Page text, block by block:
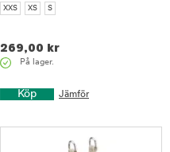
XXS XS S
269,00 kr
På lager.
Köp Jämför